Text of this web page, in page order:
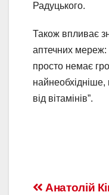
Радуцького.
Також впливає
аптечних мереж:
просто немає
від вітамінів”.
Анатолій